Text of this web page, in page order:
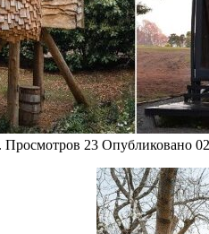
Просмотров 23 Опубликовано